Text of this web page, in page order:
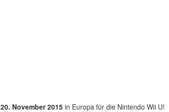
20. November 2015 in Europa für die Nintendo Wii U!